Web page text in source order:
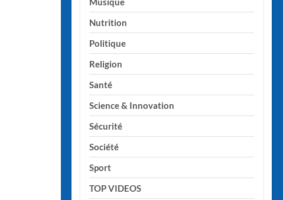
Nutrition
Politique
Religion
Santé
Science & Innovation
Sécurité
Société
Sport
TOP VIDEOS